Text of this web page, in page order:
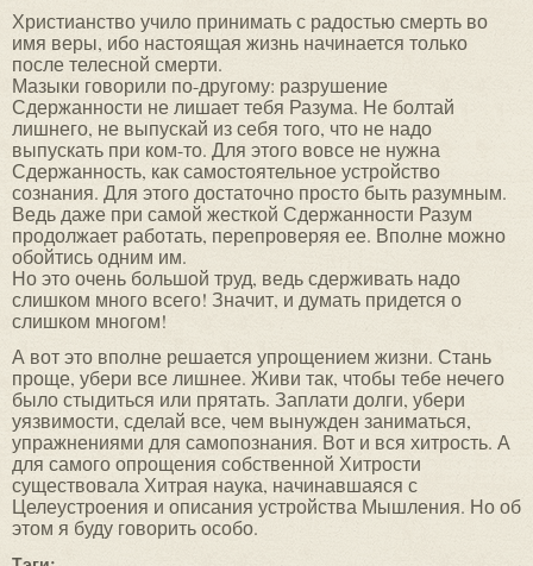
Христианство учило принимать с радостью смерть во
имя веры, ибо настоящая жизнь начинается только
после телесной смерти.
Мазыки говорили по-другому: разрушение
Сдержанности не лишает тебя Разума. Не болтай
лишнего, не выпускай из себя того, что не надо
выпускать при ком-то. Для этого вовсе не нужна
Сдержанность, как самостоятельное устройство
сознания. Для этого достаточно просто быть разумным.
Ведь даже при самой жесткой Сдержанности Разум
продолжает работать, перепроверяя ее. Вполне можно
обойтись одним им.
Но это очень большой труд, ведь сдерживать надо
слишком много всего! Значит, и думать придется о
слишком многом!
А вот это вполне решается упрощением жизни. Стань
проще, убери все лишнее. Живи так, чтобы тебе нечего
было стыдиться или прятать. Заплати долги, убери
уязвимости, сделай все, чем вынужден заниматься,
упражнениями для самопознания. Вот и вся хитрость. А
для самого опрощения собственной Хитрости
существовала Хитрая наука, начинавшаяся с
Целеустроения и описания устройства Мышления. Но об
этом я буду говорить особо.